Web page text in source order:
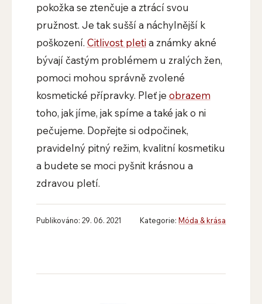
pokožka se ztenčuje a ztrácí svou
pružnost. Je tak sušší a náchylnější k
poškození. Citlivost pleti a známky akné
bývají častým problémem u zralých žen,
pomoci mohou správně zvolené
kosmetické přípravky. Pleť je obrazem
toho, jak jíme, jak spíme a také jak o ni
pečujeme. Dopřejte si odpočinek,
pravidelný pitný režim, kvalitní kosmetiku
a budete se moci pyšnit krásnou a
zdravou pletí.
Publikováno: 29. 06. 2021 Kategorie:Móda & krása